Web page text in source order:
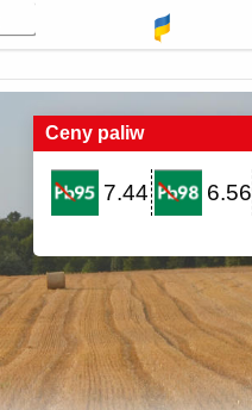
Ceny paliw
7.44 6.56